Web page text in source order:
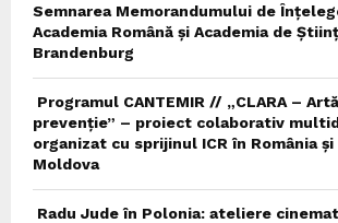
Semnarea Memorandumului de
Academia Română și Academia de
Brandenburg
Programul CANTEMIR // „CLARA –
prevenție” – proiect colaborativ
organizat cu sprijinul ICR în România
Moldova
Radu Jude în Polonia: ateliere